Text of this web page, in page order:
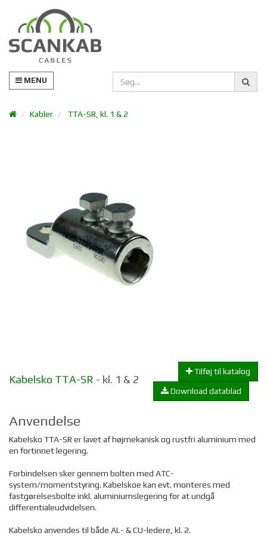
MENU
Kabler TTA-SR, kl. 1 & 2
Kabelsko TTA-SR - kl. 1 & 2
Tilføj til katalog
Download datablad
Anvendelse
Kabelsko TTA-SR er lavet af højmekanisk og rustfri aluminium med
en fortinnet legering.
Forbindelsen sker gennem bolten med ATC-
system/momentstyring. Kabelskoe kan evt. monteres med
fastgørelsesbolte inkl. aluminiumslegering for at undgå
differentialeudvidelsen.
Kabelsko anvendes til både AL- & CU-ledere, kl. 2.